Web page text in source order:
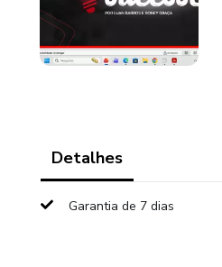
Detalhes
Garantia de 7 dias